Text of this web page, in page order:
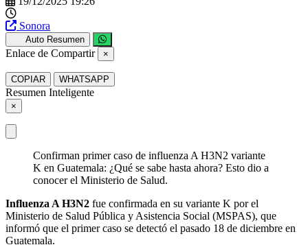
Sonora
Auto Resumen
Enlace de Compartir ×
COPIAR WHATSAPP
Resumen Inteligente
×
Confirman primer caso de influenza A H3N2 variante
K en Guatemala: ¿Qué se sabe hasta ahora? Esto dio a
conocer el Ministerio de Salud.
Influenza A H3N2 fue confirmada en su variante K por el
Ministerio de Salud Pública y Asistencia Social (MSPAS), que
informó que el primer caso se detectó el pasado 18 de diciembre en
Guatemala.